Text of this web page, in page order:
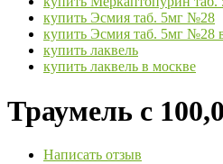
купить Эсмия таб. 5мг №28
купить Эсмия таб. 5мг №28
купить лаквель
купить лаквель в москве
Траумель с
Написать отзыв